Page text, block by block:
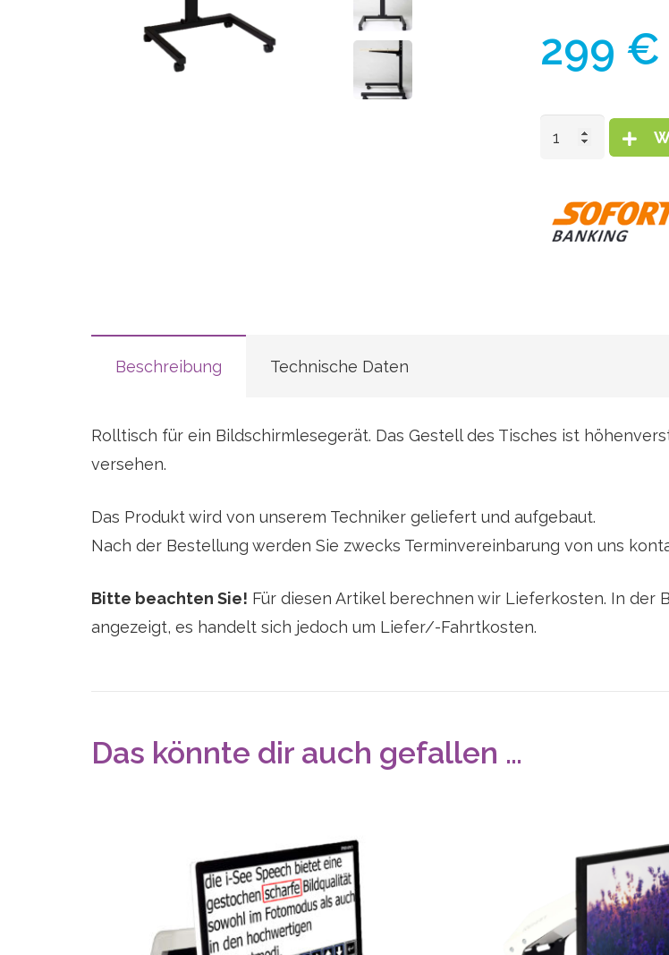
299 €
Rolltisch
Beschreibung Technische Daten
Rolltisch für ein Bildschirmlesegerät. Das Gestell des Tisches ist
versehen.
Das Produkt wird von unserem Techniker geliefert und aufgebaut.
Nach der Bestellung werden Sie zwecks Terminvereinbarung von uns
Bitte beachten Sie! Für diesen Artikel berechnen wir Lieferkosten. In der
angezeigt, es handelt sich jedoch um Liefer/-Fahrtkosten.
Das könnte dir auch gefallen …